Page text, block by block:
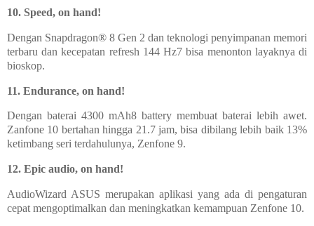
10. Speed, on hand!
Dengan Snapdragon® 8 Gen 2 dan teknologi penyimpanan memori
terbaru dan kecepatan refresh 144 Hz7 bisa menonton layaknya di
bioskop.
11. Endurance, on hand!
Dengan baterai 4300 mAh8 battery membuat baterai lebih awet.
Zanfone 10 bertahan hingga 21.7 jam, bisa dibilang lebih baik 13%
ketimbang seri terdahulunya, Zenfone 9.
12. Epic audio, on hand!
AudioWizard ASUS merupakan aplikasi yang ada di pengaturan
cepat mengoptimalkan dan meningkatkan kemampuan Zenfone 10.